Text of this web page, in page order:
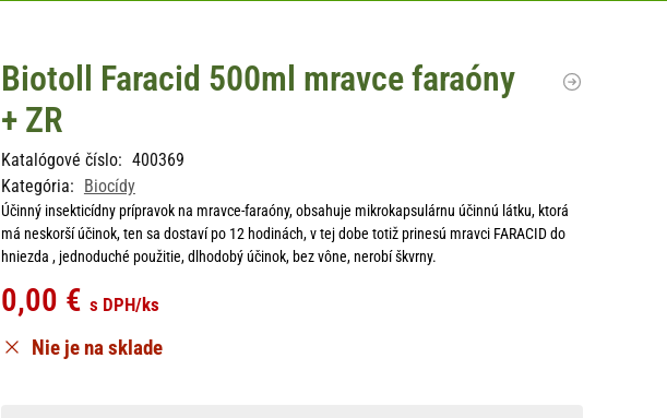
Biotoll Faracid 500ml mravce faraóny
+ ZR
Katalógové číslo: 400369
Kategória: Biocídy
Účinný insekticídny prípravok na mravce-faraóny, obsahuje mikrokapsulárnu účinnú látku, ktorá
má neskorší účinok, ten sa dostaví po 12 hodinách, v tej dobe totiž prinesú mravci FARACID do
hniezda , jednoduché použitie, dlhodobý účinok, bez vône, nerobí škvrny.
0,00 € s DPH/ks
Nie je na sklade